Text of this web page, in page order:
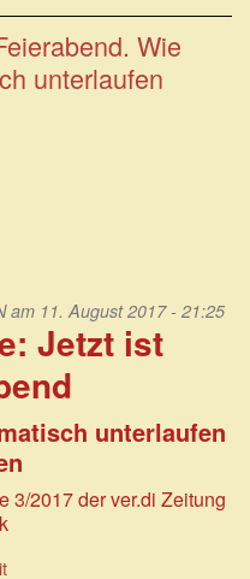
Wie
unterlaufen
am 11. August 2017 - 21:25
Jetzt ist
unterlaufen
3/2017 der ver.di Zeitung